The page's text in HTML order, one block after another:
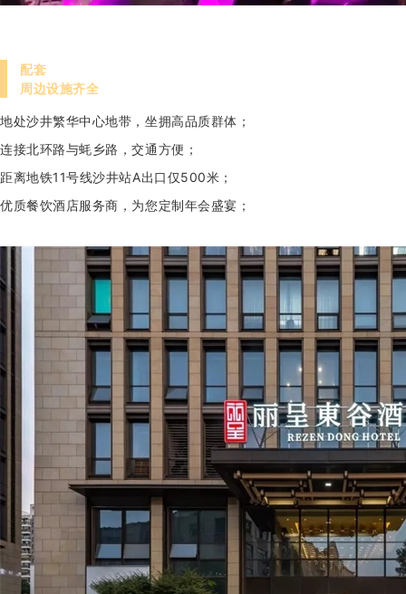
配套
周边设施齐全
地处沙井繁华中心地带，坐拥高品质群体；
连接北环路与蚝乡路，交通方便；
距离地铁11号线沙井站A出口仅500米；
优质餐饮酒店服务商，为您定制年会盛宴；